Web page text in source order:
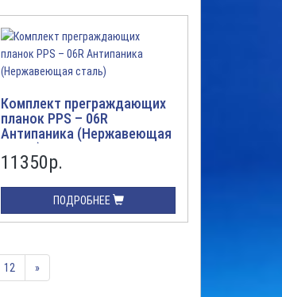
Комплект преграждающих
планок PPS – 06R
Антипаника (Нержавеющая
сталь)
11350р.
ПОДРОБНЕЕ
12 »